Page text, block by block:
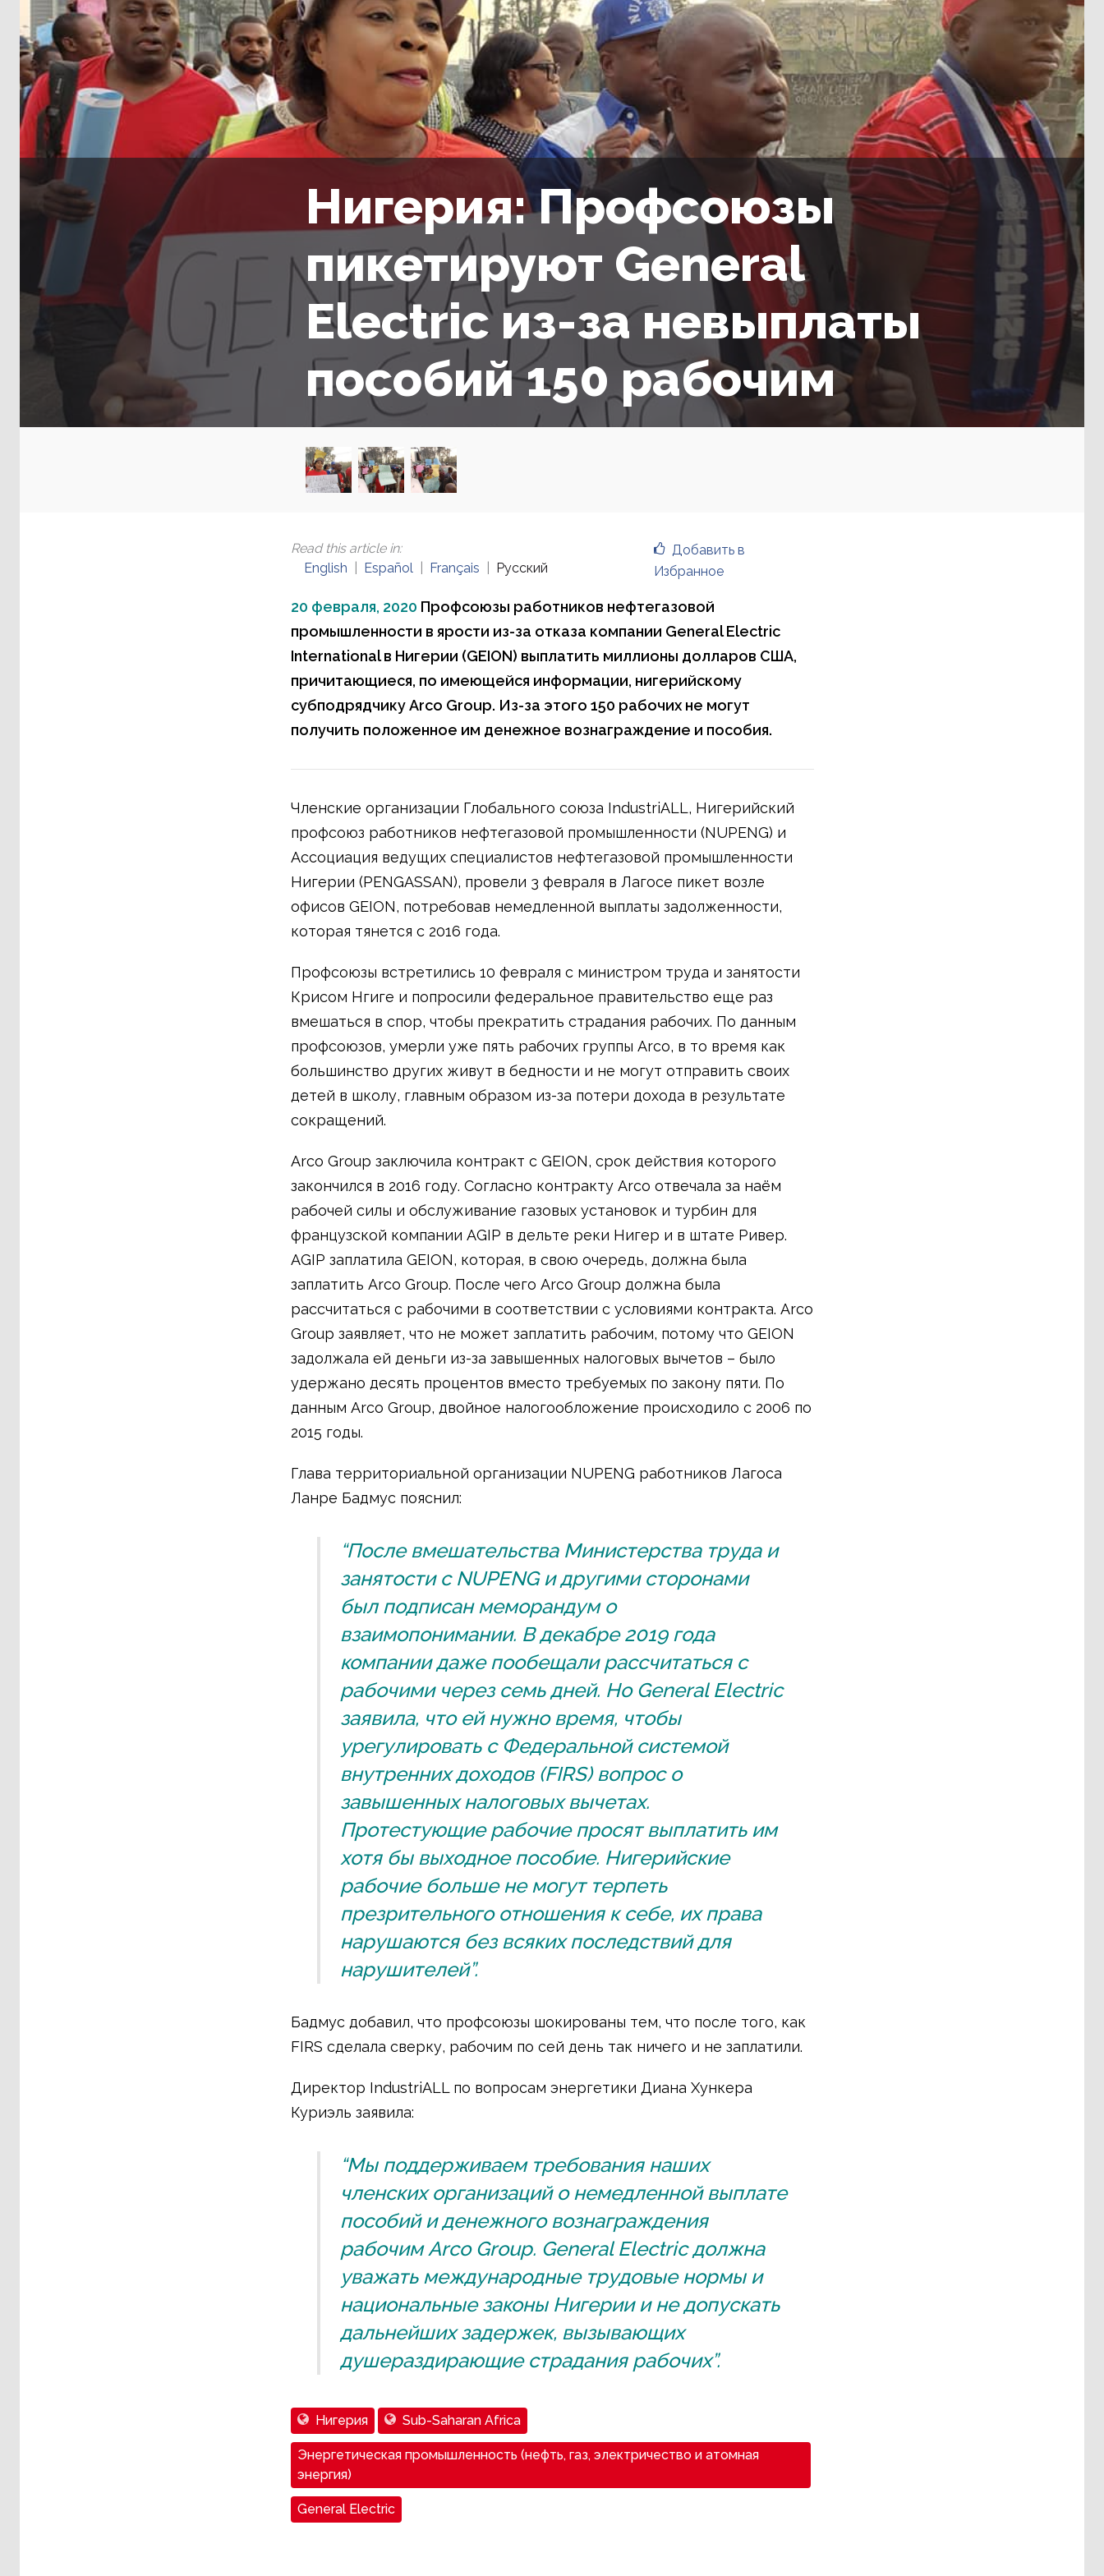
Нигерия: Профсоюзы
пикетируют General
Electric из-за невыплаты
пособий 150 рабочим
Добавить в
Избранное
Read this article in:
English
Español Français Русский
20 февраля, 2020 Профсоюзы работников нефтегазовой
промышленности в ярости из-за отказа компании General Electric
International в Нигерии (GEION) выплатить миллионы долларов США,
причитающиеся, по имеющейся информации, нигерийскому
субподрядчику Arco Group. Из-за этого 150 рабочих не могут
получить положенное им денежное вознаграждение и пособия.
Членские организации Глобального союза IndustriALL, Нигерийский
профсоюз работников нефтегазовой промышленности (NUPENG) и
Ассоциация ведущих специалистов нефтегазовой промышленности
Нигерии (PENGASSAN), провели 3 февраля в Лагосе пикет возле
офисов GEION, потребовав немедленной выплаты задолженности,
которая тянется с 2016 года.
Профсоюзы встретились 10 февраля с министром труда и занятости
Крисом Нгиге и попросили федеральное правительство еще раз
вмешаться в спор, чтобы прекратить страдания рабочих. По данным
профсоюзов, умерли уже пять рабочих группы Arco, в то время как
большинство других живут в бедности и не могут отправить своих
детей в школу, главным образом из-за потери дохода в результате
сокращений.
Arco Group заключила контракт с GEION, срок действия которого
закончился в 2016 году. Согласно контракту Arco отвечала за наём
рабочей силы и обслуживание газовых установок и турбин для
французской компании AGIP в дельте реки Нигер и в штате Ривер.
AGIP заплатила GEION, которая, в свою очередь, должна была
заплатить Arco Group. После чего Arco Group должна была
рассчитаться с рабочими в соответствии с условиями контракта. Arco
Group заявляет, что не может заплатить рабочим, потому что GEION
задолжала ей деньги из-за завышенных налоговых вычетов – было
удержано десять процентов вместо требуемых по закону пяти. По
данным Arco Group, двойное налогообложение происходило с 2006 по
2015 годы.
Глава территориальной организации NUPENG работников Лагоса
Ланре Бадмус пояснил:
“После вмешательства Министерства труда и
занятости с NUPENG и другими сторонами
был подписан меморандум о
взаимопонимании. В декабре 2019 года
компании даже пообещали рассчитаться с
рабочими через семь дней. Но General Electric
заявила, что ей нужно время, чтобы
урегулировать с Федеральной системой
внутренних доходов (FIRS) вопрос о
завышенных налоговых вычетах.
Протестующие рабочие просят выплатить им
хотя бы выходное пособие. Нигерийские
рабочие больше не могут терпеть
презрительного отношения к себе, их права
нарушаются без всяких последствий для
нарушителей”.
Бадмус добавил, что профсоюзы шокированы тем, что после того, как
FIRS сделала сверку, рабочим по сей день так ничего и не заплатили.
Директор IndustriALL по вопросам энергетики Диана Хункера
Куриэль заявила:
“Мы поддерживаем требования наших
членских организаций о немедленной выплате
пособий и денежного вознаграждения
рабочим Arco Group. General Electric должна
уважать международные трудовые нормы и
национальные законы Нигерии и не допускать
дальнейших задержек, вызывающих
душераздирающие страдания рабочих”.
Нигерия Sub-Saharan Africa
Энергетическая промышленность (нефть, газ, электричество и атомная
энергия)
General Electric